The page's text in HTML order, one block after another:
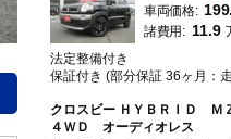
常時展示在庫５０台程度、弊社展
車両価格:
諸費用: 11.9
法定整備付き
保証付き (部分保証 36ヶ月：
クロスビー ＨＹＢＲＩＤ
４ＷＤ オーディオレス